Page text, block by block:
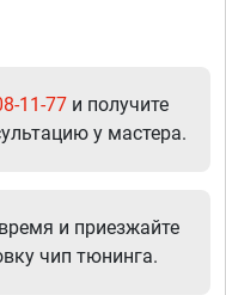
11-77 и получите
у мастера.
и приезжайте
чип тюнинга.